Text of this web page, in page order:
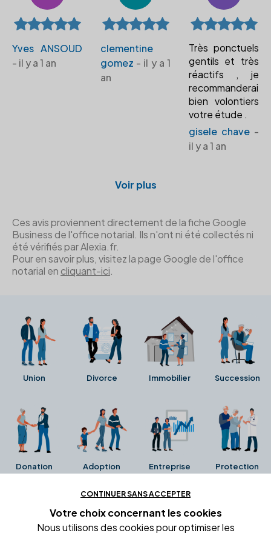
Yves ANSOUD
- il y a 1 an
clementine
gomez - il y a 1
an
Très ponctuels
gentils et très
réactifs , je
recommanderai
bien volontiers
votre étude .
gisele chave -
il y a 1 an
Voir plus
Ces avis proviennent directement de la fiche Google
Business de l'office notarial. Ils n'ont ni été collectés ni
été vérifiés par Alexia.fr.
Pour en savoir plus, visitez la page Google de l'office
notarial en cliquant-ici.
Union Divorce Immobilier Succession
Donation Adoption Entreprise Protection
Ces avis proviennent directement de la fiche Google
Business de l'office notarial. Ils n'ont ni été collectés ni
CONTINUER SANS ACCEPTER
Votre choix concernant les cookies
Nous utilisons des cookies pour optimiser les